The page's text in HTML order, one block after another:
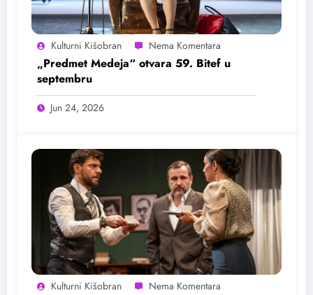
Kulturni Kišobran
„Predmet Medeja“ otvara 59. Bitef u
septembru
Jun 24, 2026
Kulturni Kišobran